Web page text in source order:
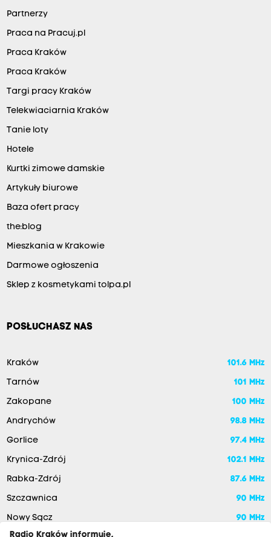
Partnerzy
Praca na Pracuj.pl
Praca Kraków
Praca Kraków
Targi pracy Kraków
Telekwiaciarnia Kraków
Tanie loty
Hotele
Kurtki zimowe damskie
Artykuły biurowe
Baza ofert pracy
the:blog
Mieszkania w Krakowie
Darmowe ogłoszenia
Sklep z kosmetykami tolpa.pl
POSŁUCHASZ NAS
Kraków 101.6 MHz
Tarnów 101 MHz
Zakopane 100 MHz
Andrychów 98.8 MHz
Gorlice 97.4 MHz
Krynica-Zdrój 102.1 MHz
Rabka-Zdrój 87.6 MHz
Szczawnica 90 MHz
Nowy Sącz
90 MHz
Radio Kraków informuje,